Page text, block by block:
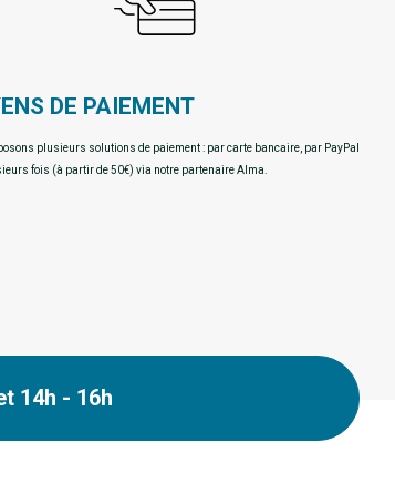
DE PAIEMENT
plusieurs solutions de paiement : par carte bancaire, par PayPal
fois (à partir de 50€) via notre partenaire Alma.
14h - 16h